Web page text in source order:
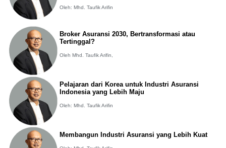
Oleh: Mhd. Taufik Arifin
Broker Asuransi 2030, Bertransformasi atau
Tertinggal?
Oleh Mhd. Taufik Arifin,
Pelajaran dari Korea untuk Industri Asuransi
Indonesia yang Lebih Maju
Oleh: Mhd. Taufik Arifin
Membangun Industri Asuransi yang Lebih Kuat